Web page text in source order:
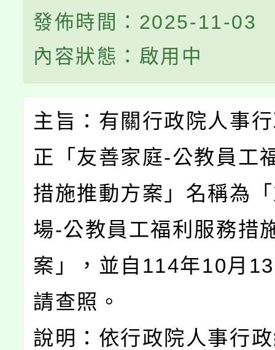
發佈時間：2025-11-03
內容狀態：啟用中
主旨：有關行政院人事
正「友善家庭-公教員工
措施推動方案」名稱為
場-公教員工福利服務措
案」，並自114年10月
請查照。
說明：依行政院人事行